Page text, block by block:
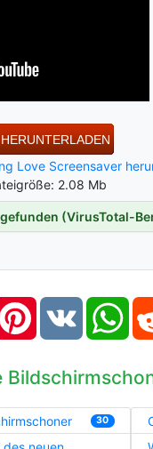
HERUNTERLADEN
Love Screensaver
2.08 Mb
gefunden (VirusTotal-
PinterestVK
30